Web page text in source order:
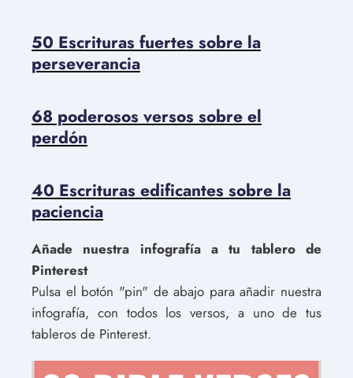
50 Escrituras fuertes sobre la
perseverancia
68 poderosos versos sobre el
perdón
40 Escrituras edificantes sobre la
paciencia
Añade nuestra infografía a tu tablero de
Pinterest
Pulsa el botón "pin" de abajo para añadir nuestra
infografía, con todos los versos, a uno de tus
tableros de Pinterest.